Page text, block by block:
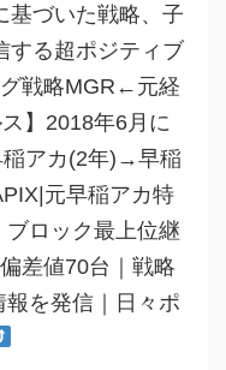
基づいた戦略、子
する超ポジティブ
戦略MGR←元経
】2018年6月に
稲アカ(2年)→早稲
元早稲アカ特
ロック最上位継
差値70台｜戦略
を発信｜日々ポ